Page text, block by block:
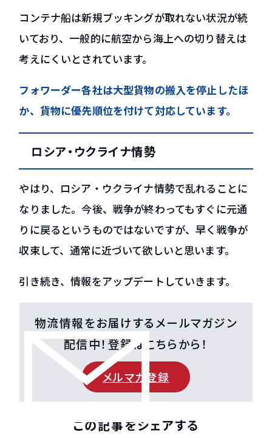
コンテナ船は新規ブッキングが取れない状況が続
いており、一般的に航空から海上への切り替えは
考えにくいとされています。
フォワーダー各社は大型貨物の搬入を停止したほ
か、貨物に優先順位を付けて対応しています。
ロシア・ウクライナ情勢
やはり、ロシア・ウクライナ情勢で乱れることに
なりました。今後、戦争が終わってもすぐに元通
りに戻るというものではないですが、早く戦争が
収束して、通常に近づいて欲しいと思います。
引き続き、情報をアップデートしていきます。
物流情報をお届けするメールマガジン
配信中！登録はこちらから！
メルマガ登録
この記事をシェアする